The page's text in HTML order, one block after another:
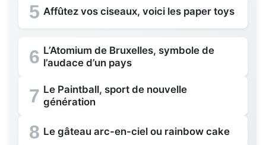
5 Affûtez vos ciseaux, voici les paper toys
6 L’Atomium de Bruxelles, symbole de
l’audace d’un pays
7 Le Paintball, sport de nouvelle
génération
8 Le gâteau arc-en-ciel ou rainbow cake